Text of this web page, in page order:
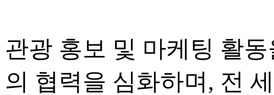
관광 홍보 및 마케팅 활
의 협력을 심화하며, 전